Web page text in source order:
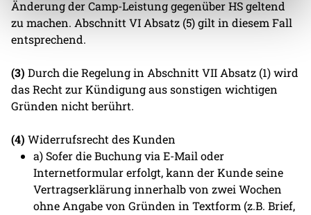
Änderung der Camp-Leistung gegenüber HS geltend
zu machen. Abschnitt VI Absatz (5) gilt in diesem Fall
entsprechend.
(3) Durch die Regelung in Abschnitt VII Absatz (1) wird
das Recht zur Kündigung aus sonstigen wichtigen
Gründen nicht berührt.
(4) Widerrufsrecht des Kunden
a) Sofer die Buchung via E-Mail oder
Internetformular erfolgt, kann der Kunde seine
Vertragserklärung innerhalb von zwei Wochen
ohne Angabe von Gründen in Textform (z.B. Brief,